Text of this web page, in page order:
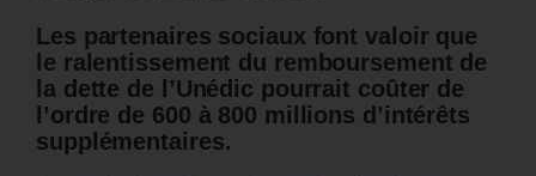
Les partenaires sociaux font valoir que
le ralentissement du remboursement de
la dette de l’Unédic pourrait coûter de
l’ordre de 600 à 800 millions d’intérêts
supplémentaires.